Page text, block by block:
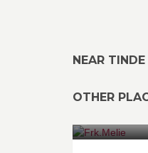
NEAR
OTHER